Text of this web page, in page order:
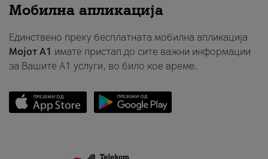
Мобилна апликација
Единствено преку бесплатната мобилна апликација
Мојот A1 имате пристап до сите важни информации
за Вашите A1 услуги, во било кое време.